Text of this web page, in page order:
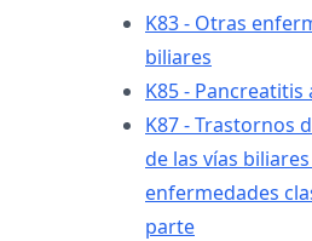
K83 - Otras
biliares
K85 - Pancreatitis
K87 - Trastornos
de las vías
enfermedades
parte